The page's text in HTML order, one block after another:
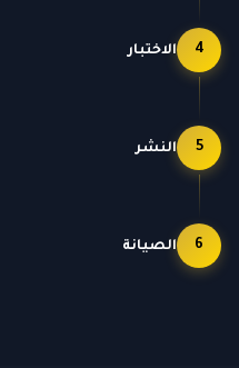
4 الاختبار
5 النشر
6 الصيانة